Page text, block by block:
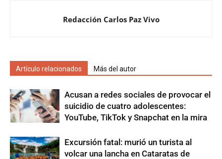
Redacción Carlos Paz Vivo
Artículo relacionados Más del autor
Acusan a redes sociales de provocar el
suicidio de cuatro adolescentes:
YouTube, TikTok y Snapchat en la mira
Excursión fatal: murió un turista al
volcar una lancha en Cataratas de